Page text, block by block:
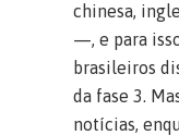
chinesa,
—, e para
brasileiros
da fase 3.
notícias,